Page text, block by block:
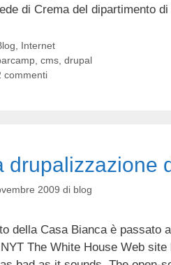
di Crema del dipartimento
, Internet
, cms, drupal
commenti
drupalizzazione
2009 di blog
della Casa Bianca è passato
The White House Web